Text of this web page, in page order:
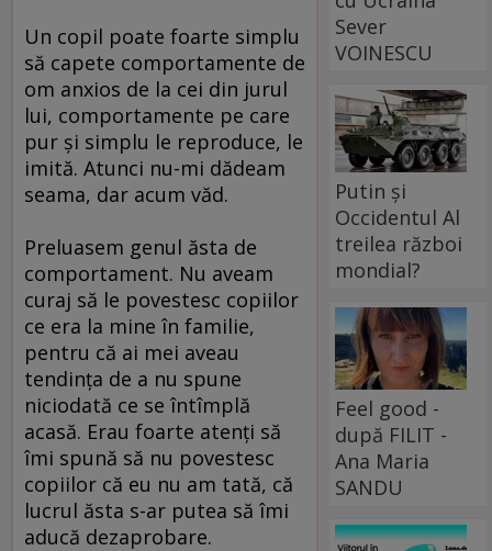
Un copil poate foarte simplu
să capete comportamente de
om anxios de la cei din jurul
lui, comportamente pe care
pur şi simplu le reproduce, le
imită. Atunci nu-mi dădeam
seama, dar acum văd.
Preluasem genul ăsta de
comportament. Nu aveam
curaj să le povestesc copiilor
ce era la mine în familie,
pentru că ai mei aveau
tendinţa de a nu spune
niciodată ce se întîmplă
acasă. Erau foarte atenţi să
îmi spună să nu povestesc
copiilor că eu nu am tată, că
lucrul ăsta s-ar putea să îmi
aducă dezaprobare.
Sever
VOINESCU
Putin și
Occidentul Al
treilea război
mondial?
Feel good -
după FILIT -
Ana Maria
SANDU